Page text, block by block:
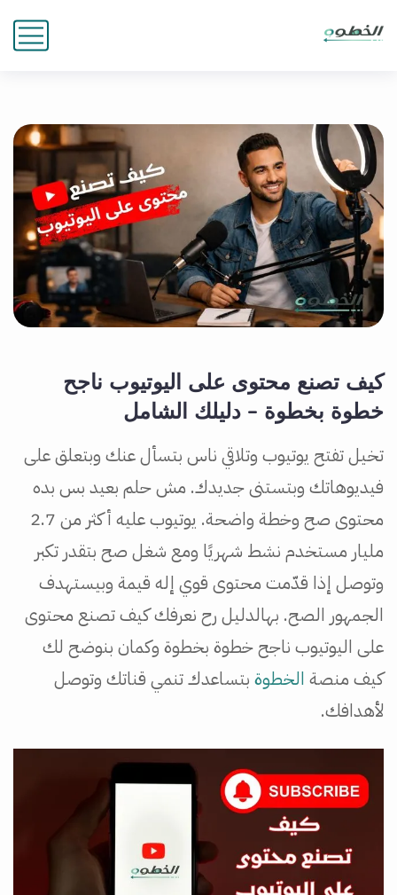
كيف تصنع محتوى على اليوتيوب ناجح
خطوة بخطوة – دليلك الشامل
تخيل تفتح يوتيوب وتلاقي ناس بتسأل عنك وبتعلق على
فيديوهاتك وبتستنى جديدك. مش حلم بعيد بس بده
محتوى صح وخطة واضحة. يوتيوب عليه أكثر من 2.7
مليار مستخدم نشط شهريًا ومع شغل صح بتقدر تكبر
وتوصل إذا قدّمت محتوى قوي إله قيمة وبيستهدف
الجمهور الصح. بهالدليل رح نعرفك كيف تصنع محتوى
على اليوتيوب ناجح خطوة بخطوة وكمان بنوضح لك
كيف منصة الخطوة بتساعدك تنمي قناتك وتوصل
لأهدافك.